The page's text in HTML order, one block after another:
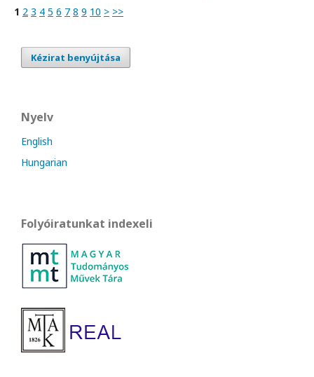
1 2 3 4 5 6 7 8 9 10 > >>
Kézirat benyújtása
Nyelv
English
Hungarian
Folyóiratunkat indexeli